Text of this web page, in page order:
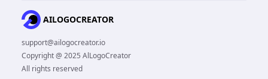
AILOGOCREATOR
support@ailogocreator.io
Copyright @ 2025 AlLogoCreator
All rights reserved